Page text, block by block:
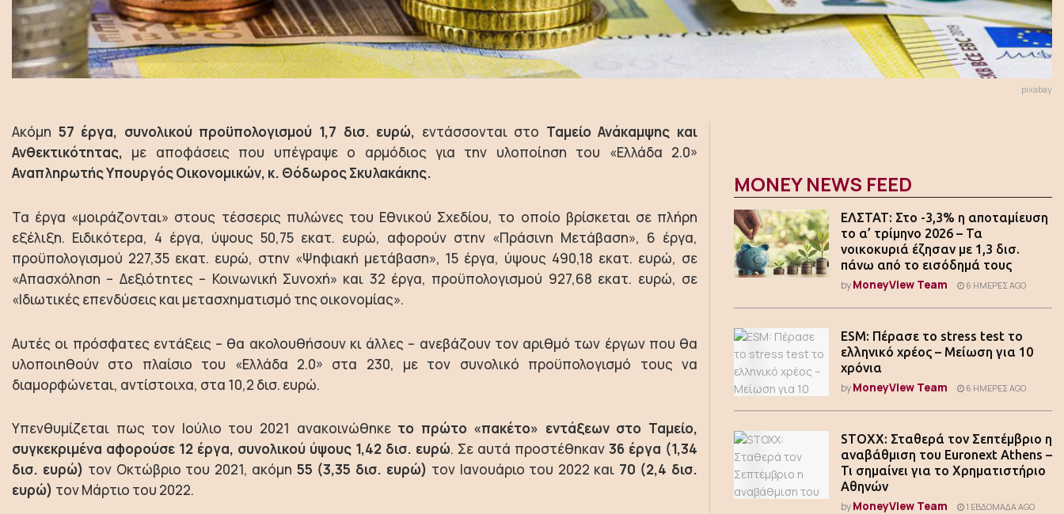
pixabay
Ακόμη 57 έργα, συνολικού προϋπολογισμού 1,7 δισ. ευρώ, εντάσσονται στο Ταμείο Ανάκαμψης και
Ανθεκτικότητας, με αποφάσεις που υπέγραψε ο αρμόδιος για την υλοποίηση του «Ελλάδα 2.0»
Αναπληρωτής Υπουργός Οικονομικών, κ. Θόδωρος Σκυλακάκης.
Τα έργα «μοιράζονται» στους τέσσερις πυλώνες του Εθνικού Σχεδίου, το οποίο βρίσκεται σε πλήρη
εξέλιξη. Ειδικότερα, 4 έργα, ύψους 50,75 εκατ. ευρώ, αφορούν στην «Πράσινη Μετάβαση», 6 έργα,
προϋπολογισμού 227,35 εκατ. ευρώ, στην «Ψηφιακή μετάβαση», 15 έργα, ύψους 490,18 εκατ. ευρώ, σε
«Απασχόληση – Δεξιότητες – Κοινωνική Συνοχή» και 32 έργα, προϋπολογισμού 927,68 εκατ. ευρώ, σε
«Ιδιωτικές επενδύσεις και μετασχηματισμό της οικονομίας».
Αυτές οι πρόσφατες εντάξεις – θα ακολουθήσουν κι άλλες – ανεβάζουν τον αριθμό των έργων που θα
υλοποιηθούν στο πλαίσιο του «Ελλάδα 2.0» στα 230, με τον συνολικό προϋπολογισμό τους να
διαμορφώνεται, αντίστοιχα, στα 10,2 δισ. ευρώ.
Υπενθυμίζεται πως τον Ιούλιο του 2021 ανακοινώθηκε το πρώτο «πακέτο» εντάξεων στο Ταμείο,
συγκεκριμένα αφορούσε 12 έργα, συνολικού ύψους 1,42 δισ. ευρώ. Σε αυτά προστέθηκαν 36 έργα (1,34
δισ. ευρώ) τον Οκτώβριο του 2021, ακόμη 55 (3,35 δισ. ευρώ) τον Ιανουάριο του 2022 και 70 (2,4 δισ.
ευρώ) τον Μάρτιο του 2022.
MONEY NEWS FEED
ΕΛΣΤΑΤ: Στο -3,3% η αποταμίευση
το α’ τρίμηνο 2026 – Τα
νοικοκυριά έζησαν με 1,3 δισ.
πάνω από το εισόδημά τους
byMoneyView Team 6 ΗΜΈΡΕΣ AGO
ESM: Πέρασε το stress test το
ελληνικό χρέος – Μείωση για 10
χρόνια
byMoneyView Team 6 ΗΜΈΡΕΣ AGO
STOXX: Σταθερά τον Σεπτέμβριο η
αναβάθμιση του Euronext Athens –
Τι σημαίνει για το Χρηματιστήριο
Αθηνών
byMoneyView Team 1 ΕΒΔΟΜΆΔΑ AGO